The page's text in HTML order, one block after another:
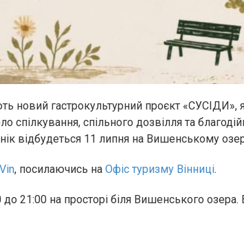
новий гастрокультурний проєкт «СУСІДИ»,
спілкування, спільного дозвілля та
відбудеться 11 липня на Вишенському
, посилаючись на Офіс туризму Вінниці.
21:00 на просторі біля Вишенського озера.